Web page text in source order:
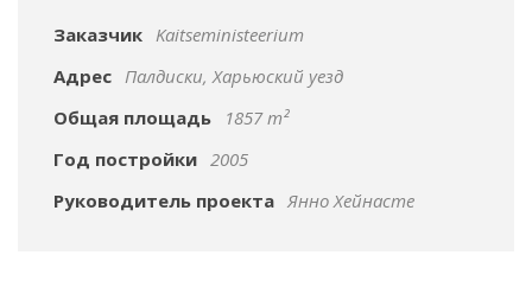
Заказчик Kaitseministeerium
Адрес Палдиски, Харьюский уезд
Общая площадь
1857 m²
Год постройки 2005
Руководитель проекта Янно Хейнасте